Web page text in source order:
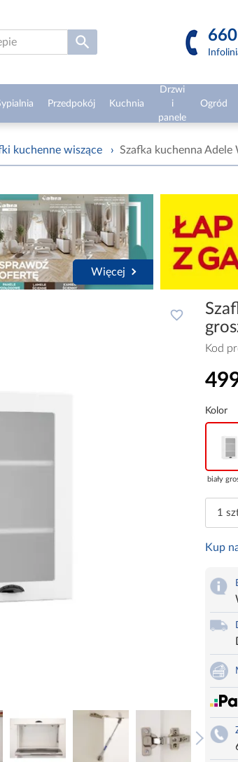
Przedpokój Kuchnia
Drzwi
i
panele
Ogród
kuchenne wiszące › Szafka kuchenna Adele
Więcej
Kod
Kolor
biały
Kup